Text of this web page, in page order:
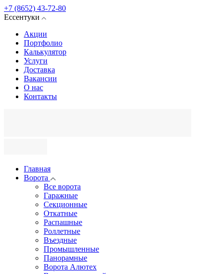
+7 (8652) 43-72-80
Ессентуки
Акции
Портфолио
Калькулятор
Услуги
Доставка
Вакансии
О нас
Контакты
Главная
Ворота
Все ворота
Гаражные
Секционные
Откатные
Распашные
Роллетные
Въездные
Промышленные
Панорамные
Ворота Алютех